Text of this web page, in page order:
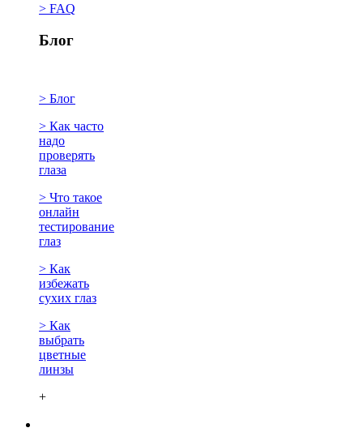
> FAQ
Блог
> Блог
> Как часто
надо
проверять
глаза
> Что такое
онлайн
тестирование
глаз
> Как
избежать
сухих глаз
> Как
выбрать
цветные
линзы
+